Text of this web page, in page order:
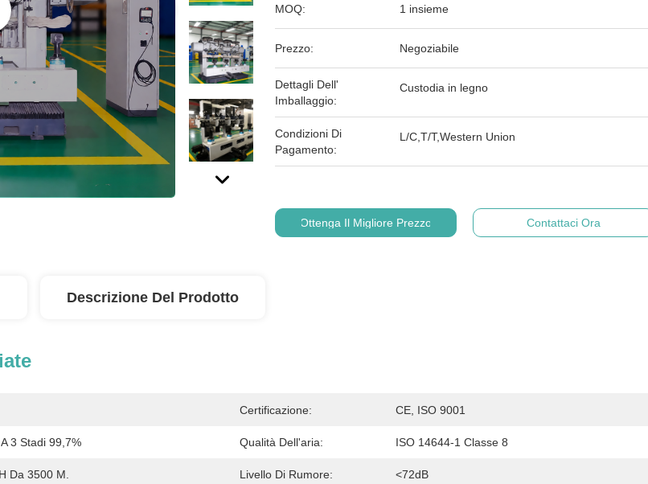
MOQ: 1 insieme
Prezzo: Negoziabile
Dettagli Dell'
Imballaggio:
Custodia in legno
Condizioni Di
Pagamento:
L/C,T/T,Western Union
Ottenga Il Migliore Prezzo Contattaci Ora
Descrizione Del Prodotto
Certificazione: CE, ISO 9001
A 3 Stadi 99,7% Qualità Dell'aria: ISO 14644-1 Classe 8
Da 3500 M. Livello Di Rumore: <72dB